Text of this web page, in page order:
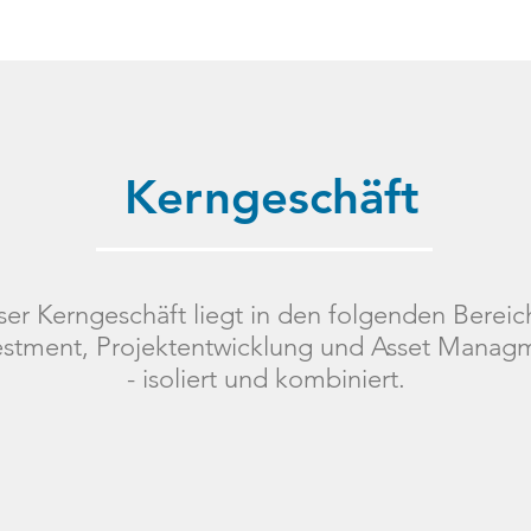
Kerngeschäft
Kerngeschäft liegt in den folgenden
Projektentwicklung und Asset
- isoliert und kombiniert.